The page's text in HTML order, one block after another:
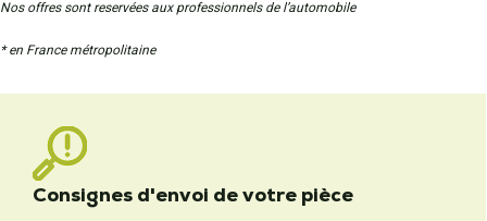
Nos offres sont reservées aux professionnels de l’automobile
* en France métropolitaine
Consignes d'envoi de votre pièce